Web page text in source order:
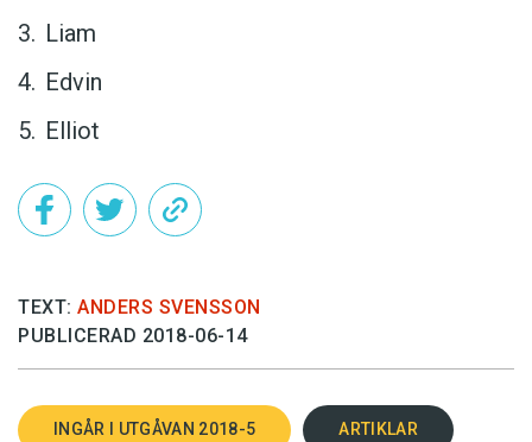
Liam
Edvin
Elliot
TEXT: ANDERS SVENSSON
PUBLICERAD 2018-06-14
INGÅR I UTGÅVAN 2018-5 ARTIKLAR